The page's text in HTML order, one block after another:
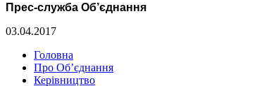
Прес-служба Об’єднання
03.04.2017
Головна
Про Об’єднання
Керівництво